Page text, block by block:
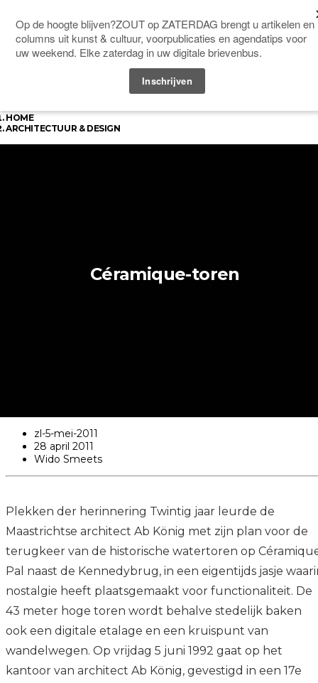
Menu
ADVERTEREN
AGENDA
ARCHIEF
HOME
ARCHITECTUUR & DESIGN
Céramique-toren
zl-5-mei-2011
28 april 2011
Wido Smeets
Plekken der herinnering Twintig jaar leurde de
Maastrichtse architect Ab König met zijn plan voor de
terugkeer van de historische watertoren op
Pal naast de Kennedybrug, in een eigentijds jasje
nostalgie heeft plaatsgemaakt voor functionaliteit. De
43 meter hoge toren wordt behalve stedelijk baken
ook een digitale etalage en een kruispunt van
wandelwegen. Op vrijdag 5 juni 1992 gaat op het
kantoor van architect Ab König, gevestigd in een 17e